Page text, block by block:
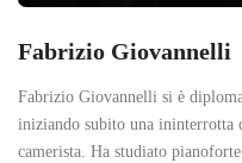
Fabrizio Giovannelli
Fabrizio Giovannelli si è
iniziando subito una ininterrotta
camerista. Ha studiato